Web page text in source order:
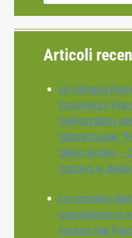
Articoli
La Fidapa
incontra il
nell’ambito
distrettuale
della Sicilia –
natura e della
La farfalla
candidata a
fauna del